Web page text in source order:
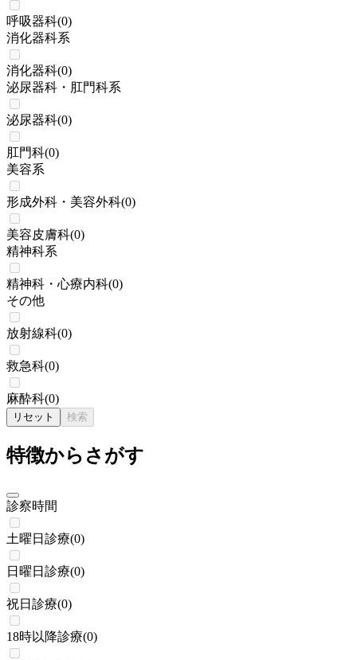
呼吸器科(0)
消化器科系
消化器科(0)
泌尿器科・肛門科系
泌尿器科(0)
肛門科(0)
美容系
形成外科・美容外科(0)
美容皮膚科(0)
精神科系
精神科・心療内科(0)
その他
放射線科(0)
救急科(0)
麻酔科(0)
リセット 検索
特徴からさがす
診察時間
土曜日診療(0)
日曜日診療(0)
祝日診療(0)
18時以降診療(0)